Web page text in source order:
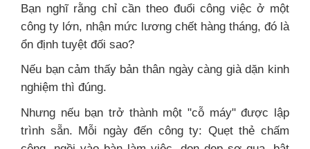
Bạn nghĩ rằng chỉ cần theo đuổi công việc ở một
công ty lớn, nhận mức lương chết hàng tháng, đó là
ổn định tuyệt đối sao?
Nếu bạn cảm thấy bản thân ngày càng già dặn kinh
nghiệm thì đúng.
Nhưng nếu bạn trở thành một "cỗ máy" được lập
trình sẵn. Mỗi ngày đến công ty: Quẹt thẻ chấm